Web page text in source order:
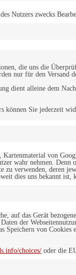
zwecks
die uns die
nur für den
alleine dem
können Sie jederzeit
von
wahr nehmen.
verwenden, deren
dies uns bekannt ist,
auf das Gerät
der
von
choices/ oder die